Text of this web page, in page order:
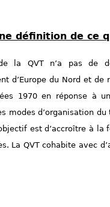
définition de ce
la QVT n’a pas de
d’Europe du Nord et de
1970 en réponse à
modes d’organisation
est d’accroître à
La QVT cohabite avec